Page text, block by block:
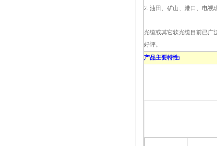
2. 油田、矿山、港口、电视
光缆或其它软光缆目前已广
好评。
产品主要特性: